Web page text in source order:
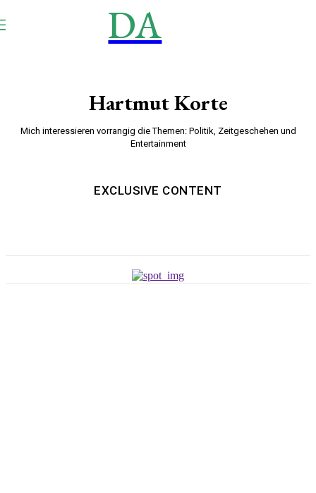
DA
Hartmut Korte
Mich interessieren vorrangig die Themen: Politik, Zeitgeschehen und
Entertainment
EXCLUSIVE CONTENT